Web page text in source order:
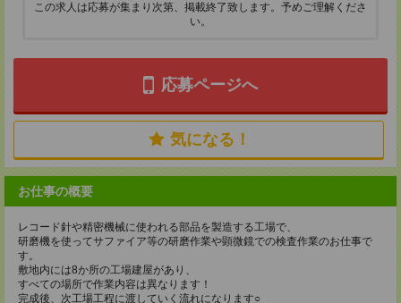
この求人は応募が集まり次第、掲載終了致します。予めご理解くださ
い。
応募ページへ
気になる！
お仕事の概要
レコード針や精密機械に使われる部品を製造する工場で、
研磨機を使ってサファイア等の研磨作業や顕微鏡での検査作業のお仕事で
す。
敷地内には8か所の工場建屋があり、
すべての場所で作業内容は異なります！
完成後、次工場工程に渡していく流れになります○